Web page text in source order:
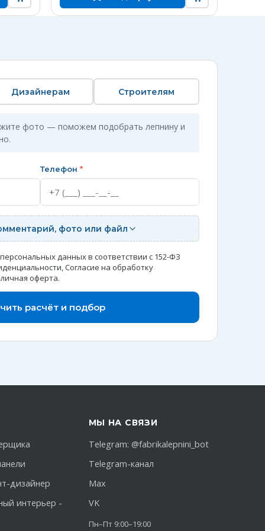
Дизайнерам Строителям
фото — поможем подобрать лепнину и
Телефон *
фото или файл
данных в соответствии с 152-ФЗ
,Согласие на обработку
оферта.
расчёт и подбор
дизайнер
интерьер -
МЫ НА СВЯЗИ
Telegram: @fabrikalepnini_bot
Telegram-канал
Max
VK
Пн–Пт 9:00–19:00